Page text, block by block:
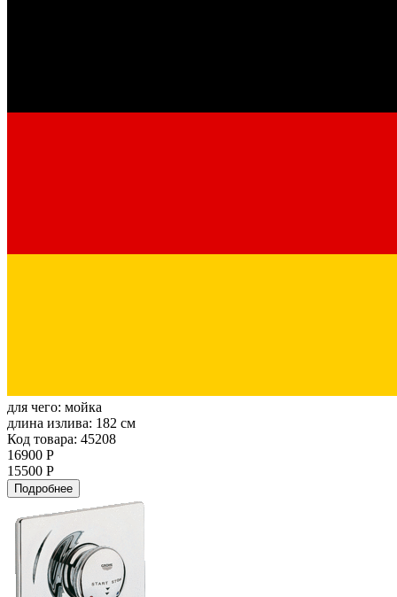
для чего: мойка
длина излива: 182 см
Код товара: 45208
16900 Р
15500 Р
Подробнее